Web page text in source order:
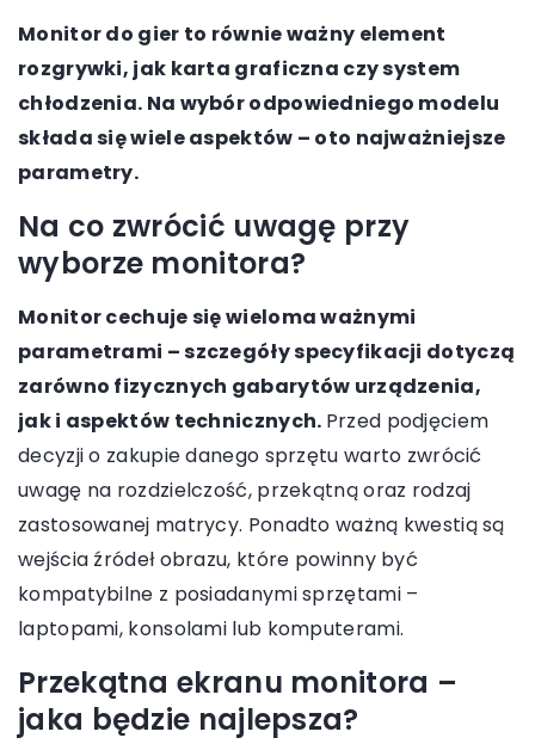
Monitor do gier to równie ważny element
rozgrywki, jak karta graficzna czy system
chłodzenia. Na wybór odpowiedniego modelu
składa się wiele aspektów – oto najważniejsze
parametry.
Na co zwrócić uwagę przy
wyborze monitora?
Monitor cechuje się wieloma ważnymi
parametrami – szczegóły specyfikacji dotyczą
zarówno fizycznych gabarytów urządzenia,
jak i aspektów technicznych. Przed podjęciem
decyzji o zakupie danego sprzętu warto zwrócić
uwagę na rozdzielczość, przekątną oraz rodzaj
zastosowanej matrycy. Ponadto ważną kwestią są
wejścia źródeł obrazu, które powinny być
kompatybilne z posiadanymi sprzętami –
laptopami, konsolami lub komputerami.
Przekątna ekranu monitora –
jaka będzie najlepsza?